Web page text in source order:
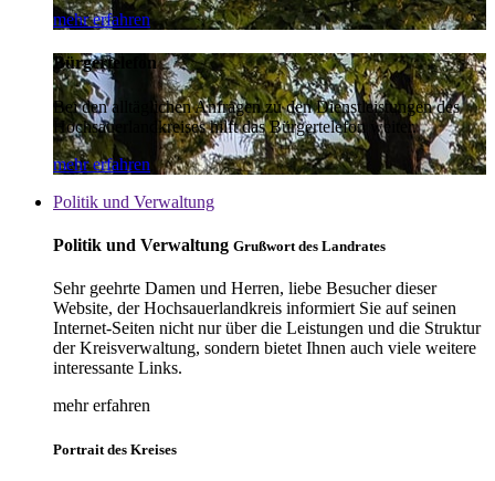
mehr erfahren
Bürgertelefon
Bei den alltäglichen Anfragen zu den Dienstleistungen des
Hochsauerlandkreises hilft das Bürgertelefon weiter.
mehr erfahren
Politik und Verwaltung
Politik und Verwaltung Grußwort des Landrates
Sehr geehrte Damen und Herren, liebe Besucher dieser
Website, der Hochsauerlandkreis informiert Sie auf seinen
Internet-Seiten nicht nur über die Leistungen und die Struktur
der Kreisverwaltung, sondern bietet Ihnen auch viele weitere
interessante Links.
mehr erfahren
Portrait des Kreises